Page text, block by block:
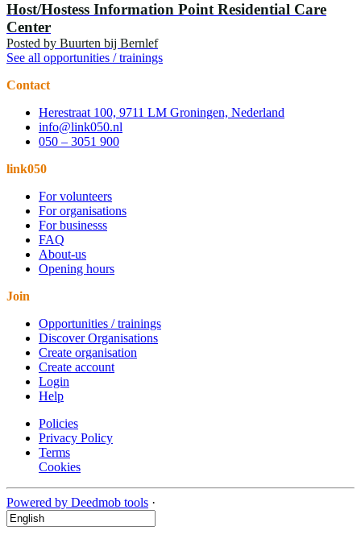
Host/Hostess Information Point Residential Care
Center
Posted by Buurten bij Bernlef
See all opportunities / trainings
Contact
Herestraat 100, 9711 LM Groningen, Nederland
info@link050.nl
050 – 3051 900
link050
For volunteers
For organisations
For businesss
FAQ
About-us
Opening hours
Join
Opportunities / trainings
Discover Organisations
Create organisation
Create account
Login
Help
Policies
Privacy Policy
Terms
Cookies
Powered by Deedmob tools ·